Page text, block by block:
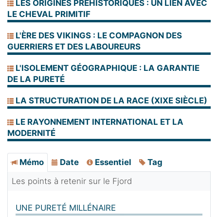
LES ORIGINES PRÉHISTORIQUES : UN LIEN AVEC
LE CHEVAL PRIMITIF
L'ÈRE DES VIKINGS : LE COMPAGNON DES
GUERRIERS ET DES LABOUREURS
L'ISOLEMENT GÉOGRAPHIQUE : LA GARANTIE
DE LA PURETÉ
LA STRUCTURATION DE LA RACE (XIXE SIÈCLE)
LE RAYONNEMENT INTERNATIONAL ET LA
MODERNITÉ
Mémo Date Essentiel
Tag
Les points à retenir sur le Fjord
UNE PURETÉ MILLÉNAIRE